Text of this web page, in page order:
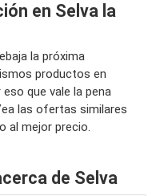
en Selva la
la próxima
productos en
que vale la pena
las ofertas similares
al mejor precio.
de Selva